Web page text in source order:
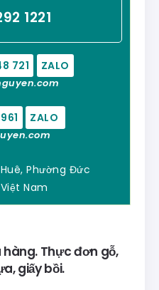
1221
721 ZALO
ZALO
Phường Đức
Nam
Thực đơn gỗ,
giấy bồi.